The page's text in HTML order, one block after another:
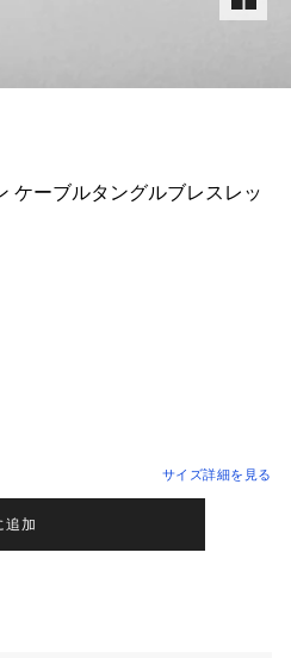
ケーブルタングルブレスレッ
サイズ詳細を見る
追加